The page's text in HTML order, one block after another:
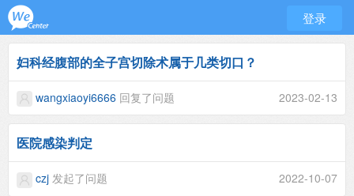
登录
妇科经腹部的全子宫切除术属于几类切口？
wangxiaoyi6666 回复了问题 2023-02-13
医院感染判定
czj 发起了问题 2022-10-07